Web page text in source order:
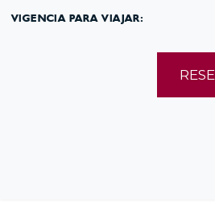
VIGENCIA PARA VIAJAR: